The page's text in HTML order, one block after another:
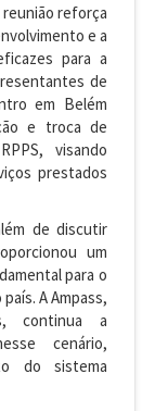
reunião reforça
e a
para a
de
em Belém
e troca de
visando
prestados
de discutir
um
para o
A Ampass,
continua a
cenário,
do sistema